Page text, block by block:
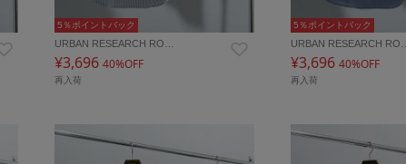
5％ポイントバック
URBAN RESEARCH RO…
¥3,696 40%OFF
再入荷
5％ポイントバック
URBAN RESEARCH RO…
¥3,696 40%OFF
再入荷